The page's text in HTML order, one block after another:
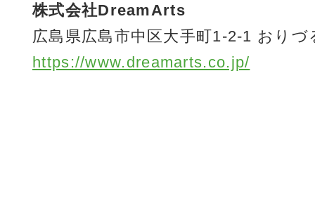
株式会社DreamArts
広島県広島市中区大手町1-2-1 おりづ
https://www.dreamarts.co.jp/